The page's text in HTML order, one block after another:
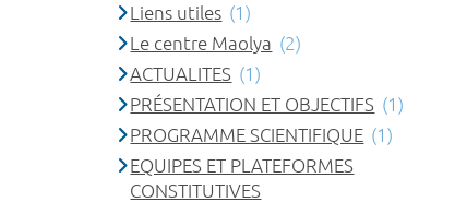
Liens utiles (1)
Le centre Maolya (2)
ACTUALITES (1)
PRÉSENTATION ET OBJECTIFS (1)
PROGRAMME SCIENTIFIQUE (1)
EQUIPES ET PLATEFORMES
CONSTITUTIVES